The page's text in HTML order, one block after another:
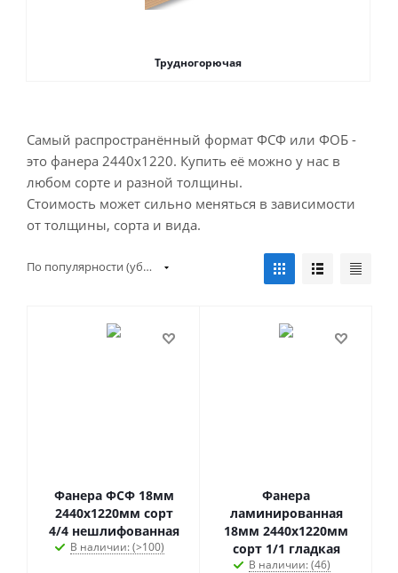
Трудногорючая
Самый распространённый формат ФСФ или ФОБ -
это фанера 2440х1220. Купить её можно у нас в
любом сорте и разной толщины.
Стоимость может сильно меняться в зависимости
от толщины, сорта и вида.
По популярности (убывание)
Фанера ФСФ 18мм
2440х1220мм сорт
4/4 нешлифованная
В наличии: (>100)
Фанера
ламинированная
18мм 2440х1220мм
сорт 1/1 гладкая
В наличии: (46)